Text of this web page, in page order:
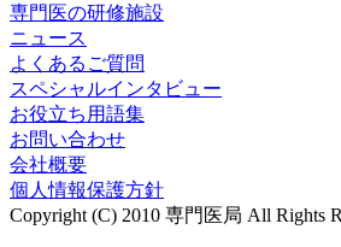
専門医の研修施設
ニュース
よくあるご質問
スペシャルインタビュー
お役立ち用語集
お問い合わせ
会社概要
個人情報保護方針
Copyright (C) 2010 専門医局 All Rights